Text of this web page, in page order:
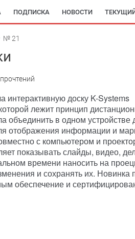
ПОДПИСКА НОВОСТИ
№ 21
доску K-Systems
лежит принцип
объединить в одном устройстве
отображения информации и
с компьютером и
показывать слайды, видео,
времени наносить на
и сохранять их. Новинка
обеспечение и